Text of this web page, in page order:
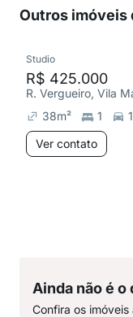
Outros imóveis
Studio
R$ 425.000
R. Vergueiro, Vila
38m² 1
1
Ver contato
Ainda não é
Confira os